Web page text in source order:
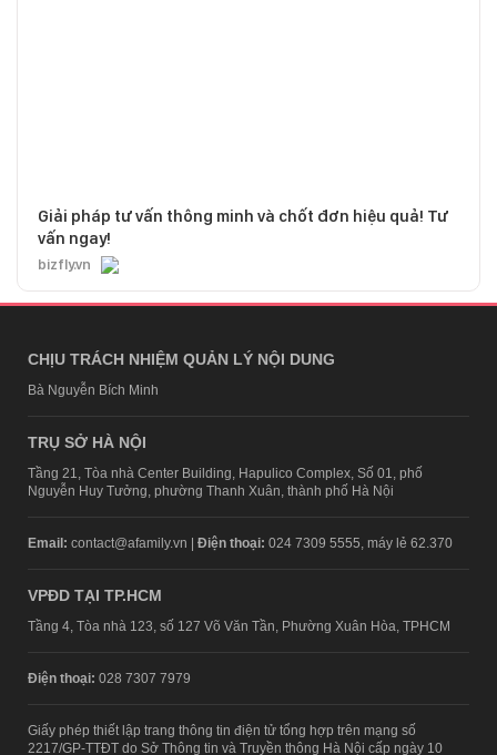
Giải pháp tư vấn thông minh và chốt đơn hiệu quả! Tư
vấn ngay!
bizfly.vn
CHỊU TRÁCH NHIỆM QUẢN LÝ NỘI DUNG
Bà Nguyễn Bích Minh
TRỤ SỞ HÀ NỘI
Tầng 21, Tòa nhà Center Building, Hapulico Complex, Số 01, phố
Nguyễn Huy Tưởng, phường Thanh Xuân, thành phố Hà Nội
Email: contact@afamily.vn | Điện thoại: 024 7309 5555, máy lẻ 62.370
VPĐD TẠI TP.HCM
Tầng 4, Tòa nhà 123, số 127 Võ Văn Tần, Phường Xuân Hòa, TPHCM
Điện thoại: 028 7307 7979
Giấy phép thiết lập trang thông tin điện tử tổng hợp trên mạng số
2217/GP-TTĐT do Sở Thông tin và Truyền thông Hà Nội cấp ngày 10